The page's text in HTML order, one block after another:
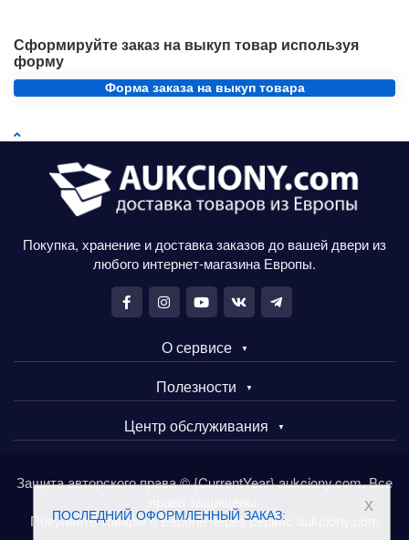
ПОСЛЕДНИЙ ОФОРМЛЕННЫЙ ЗАКАЗ:
x
Сформируйте заказ на выкуп товар используя
форму
Форма заказа на выкуп товара
Покупка, хранение и доставка заказов до вашей двери из
любого интернет-магазина Европы.
О сервисе
Полезности
Центр обслуживания
Защита авторского права © {CurrentYear} aukciony.com. Все
Покупайте товары в Европе через сервис aukciony.com